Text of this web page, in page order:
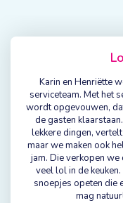
Karin en Henriëtte
serviceteam. Met het
wordt opgevouwen,
de gasten
lekkere dingen,
maar we maken ook
jam. Die verkopen
veel lol in de
snoepjes opeten die
mag